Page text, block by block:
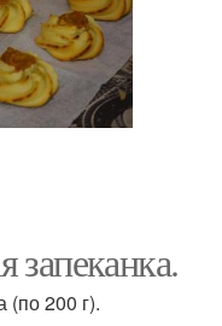
запеканка.
(по 200 г).